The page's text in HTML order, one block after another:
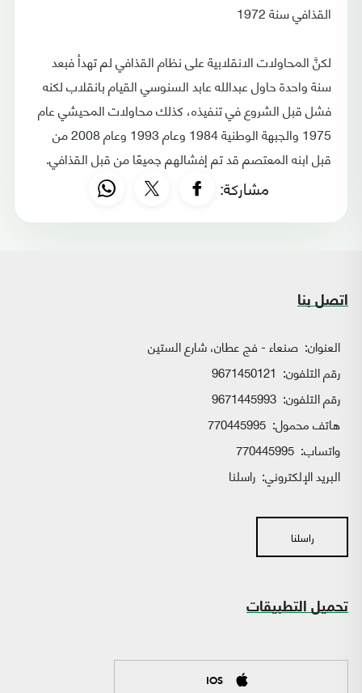
القذافي سنة 1972
لكنَّ المحاولات الانقلابية على نظام القذافي لم تهدأ فبعد
سنة واحدة حاول عبدالله عابد السنوسي القيام بانقلاب لكنه
فشل قبل الشروع في تنفيذه، كذلك محاولات المحيشي عام
1975 والجبهة الوطنية 1984 وعام 1993 وعام 2008 من
قبل ابنه المعتصم قد تم إفشالهم جميعًا من قبل القذافي.
مشاركة:
اتصل بنا
العنوان: صنعاء - فج عطان، شارع الستين
رقم التلفون: 9671450121
رقم التلفون: 9671445993
هاتف محمول: 770445995
واتساب:
البريد الإلكتروني: راسلنا
راسلنا
تحميل التطبيقات
IOS